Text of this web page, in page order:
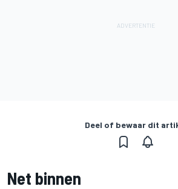
Deel of bewaar dit
Net binnen